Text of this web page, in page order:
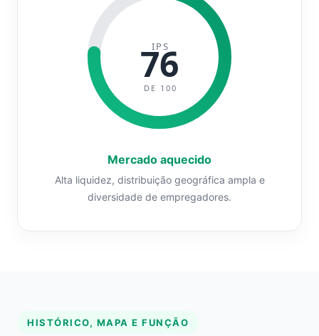
IPS
76
DE 100
Mercado aquecido
Alta liquidez, distribuição geográfica ampla e
diversidade de empregadores.
HISTÓRICO, MAPA E FUNÇÃO